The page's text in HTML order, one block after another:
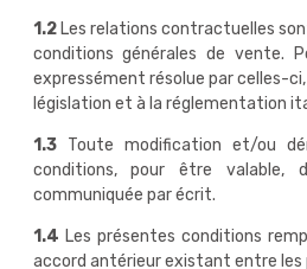
1.2Les relations contractuelles
conditions générales de vente.
expressément résolue par celles-
législation et à la réglementation
1.3Toute modification et/ou
conditions, pour être valable,
communiquée par écrit.
1.4 Les présentes conditions
accord antérieur existant entre les